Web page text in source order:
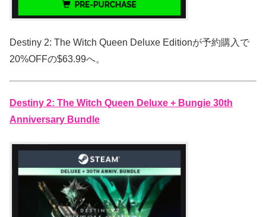
Destiny 2: The Witch Queen Deluxe Editionが予約購入で
20%OFFの$63.99へ。
Destiny 2: The Witch Queen Deluxe + Bungie 30th
Anniversary Bundle